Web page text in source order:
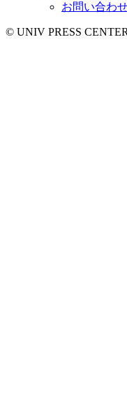
お問い合わ
© UNIV PRESS